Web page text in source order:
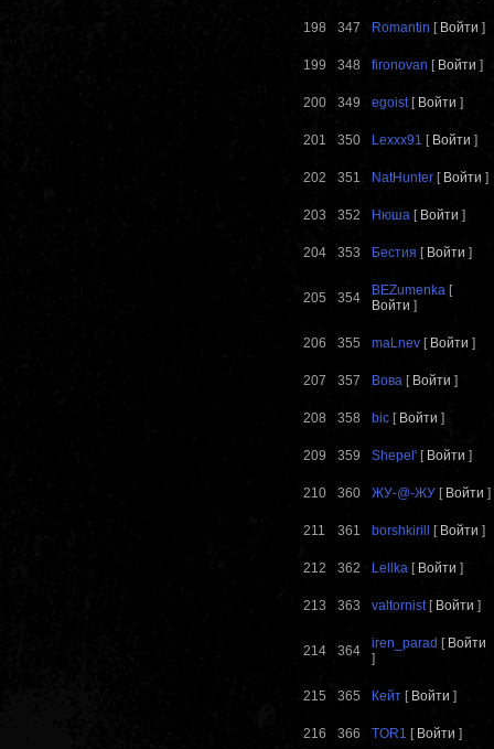
198 347 Romantin [ Войти ]
199 348 fironovan [ Войти ]
200 349 egoist[ Войти ]
201 350 Lexxx91 [ Войти ]
202 351 NatHunter [ Войти ]
203 352 Нюша [ Войти ]
204 353 Бестия [ Войти ]
205 354 BEZumenka [
Войти ]
206 355 maLnev [ Войти ]
207 357 Вова [ Войти ]
208 358 bic [ Войти ]
209 359 Shepel' [ Войти ]
210 360 ЖУ-@-ЖУ [ Войти ]
211 361 borshkirill [ Войти ]
212 362 Lellka [ Войти ]
213 363 valtornist[ Войти ]
214 364 iren_parad [ Войти
]
215 365 Кейт [ Войти ]
216 366 TOR1 [ Войти ]